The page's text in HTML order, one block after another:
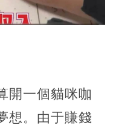
開一個貓咪咖
想。由于賺錢